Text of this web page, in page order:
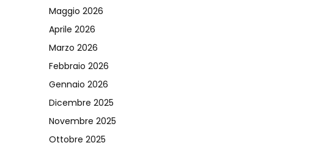
Maggio 2026
Aprile 2026
Marzo 2026
Febbraio 2026
Gennaio 2026
Dicembre 2025
Novembre 2025
Ottobre 2025